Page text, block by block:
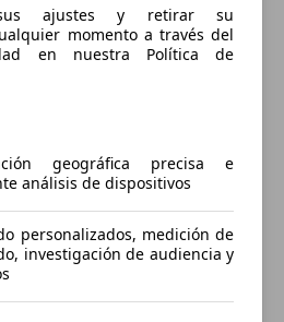
ajustes y retirar su
momento a través del
en nuestra Política de
geográfica precisa e
análisis de dispositivos
personalizados, medición de
investigación de audiencia y